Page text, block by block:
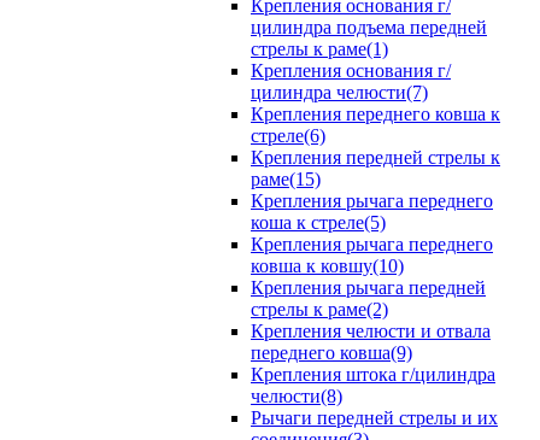
Крепления основания г/
цилиндра подъема передней
стрелы к раме(1)
Крепления основания г/
цилиндра челюсти(7)
Крепления переднего ковша к
стреле(6)
Крепления передней стрелы к
раме(15)
Крепления рычага переднего
коша к стреле(5)
Крепления рычага переднего
ковша к ковшу(10)
Крепления рычага передней
стрелы к раме(2)
Крепления челюсти и отвала
переднего ковша(9)
Крепления штока г/цилиндра
челюсти(8)
Рычаги передней стрелы и их